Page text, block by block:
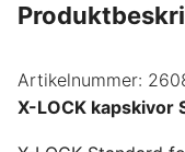
Artikelnummer:
X-LOCK kapskivor